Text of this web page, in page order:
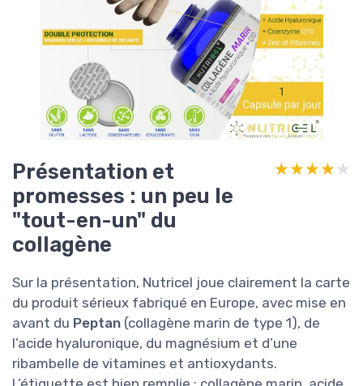
Présentation et
promesses : un peu le
"tout-en-un" du
collagène
★★★★★
★★★★★
Sur la présentation, Nutricel joue clairement la carte
du produit sérieux fabriqué en Europe, avec mise en
avant du Peptan (collagène marin de type 1), de
l’acide hyaluronique, du magnésium et d’une
ribambelle de vitamines et antioxydants.